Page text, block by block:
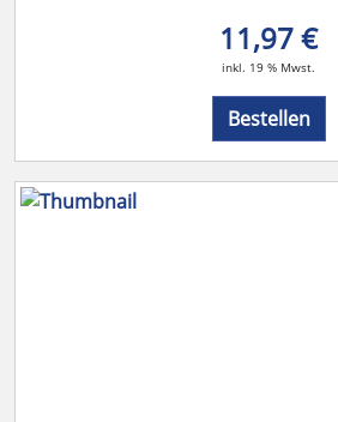
11,97 €
inkl. 19 % Mwst.
Bestellen